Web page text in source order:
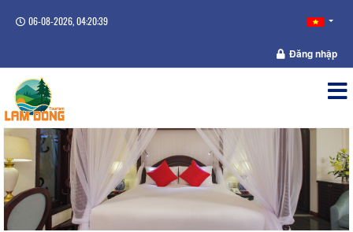
06-08-2026, 04:20:39
Đăng nhập